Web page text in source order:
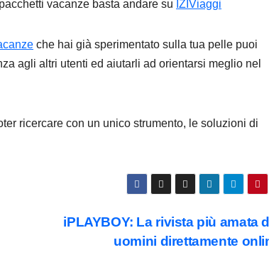
vacanze basta andare su IZIViaggi
che hai già sperimentato sulla tua pelle puoi
agli altri utenti ed aiutarli ad orientarsi meglio nel
ricercare con un unico strumento, le soluzioni di
iPLAYBOY: La rivista più amata
uomini direttamente